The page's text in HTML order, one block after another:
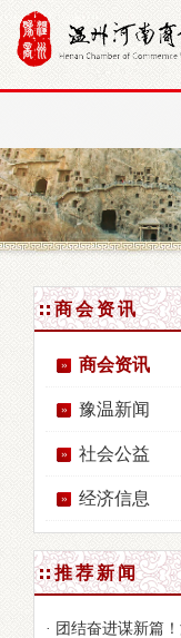
商会资讯
商会资讯
豫温新闻
社会公益
经济信息
推荐新闻
· 团结奋进谋新篇